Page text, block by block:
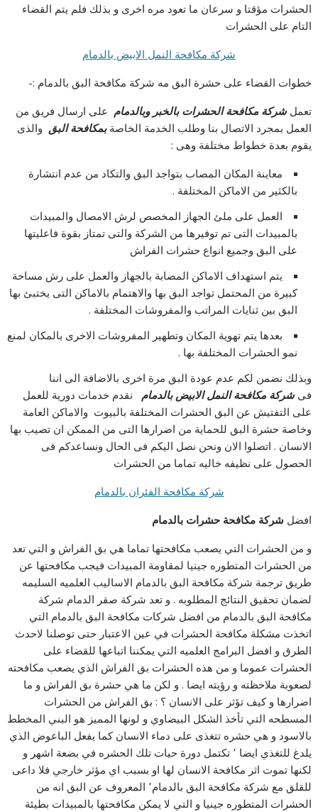
الحشرات مؤقتا و سرعان ما تعود مره اخرى و بذلك فلم يتم القضاء
التام على الحشرات
شركة مكافحة النمل الابيض بالدمام
خطوات القضاء على حشرة البق مه شركة مكافحة البق بالدمام :-
تعملشركة مكافحة الحشرات بالخبر وبالدمام على ارسال فريق من
العمل بمجرد الاتصال بنا وطلب الخدمة الخاصةبمكافحة البق والذى
يقوم بعدة خطواط مختلفة وهى :
معاينة المكان المصاب بتواجد البق والتكاد من عدم انتشارة
بالكثير من الاماكن المختلفة .
العمل على ملئ الجهاز المخصص لرش الامصال والمبيدات
بالمبيدات التى تم توفيرها من الشركة والتى تمتاز بقوة فاعليتها
على البق وجميع انواع حشرات الفراش
يتم استهداف الاماكن المصابة بالجهاز والعمل على رش مساحة
كبيرة من المحتمل تواجد البق بها والاهتمام بالاماكن التى يختبئ بها
البق بين ثنايات المراتب والمفروشات المختلفة .
بعدها يتم تهوية المكان وتطهير المفروشات الاخرى بالمكان لمنع
نمو الحشرات المختلفة بها .
وبذلك نضمن لكم عدم عودة البق مرة اخرى بالاضافة الى اننا
فىشركة مكافحة النمل الابيض بالدمام
نقدم خدمات دورية للعمل
على التفتيش عن البق الحشرات المختلفة بالبيوت والاماكن العامة
وخاصة حشرة البق للحماية من اضرارها التى من الممكن ان تصيب بها
الانسان . اتصلوا الان ونحن نصل اليكم فى الحال ونساعدكم فى
الحصول على نظيفه خاليه تماما من الحشرات
شركة مكافحة الفئران بالدمام
افضل شركة مكافحة حشرات بالدمام
و من الحشرات التي يصعب مكافحتها تماما هي بق الفراش و التي تعد
من الحشرات المتطوره جينيا لمقاومة المبيدات فيجب مكافحتها عن
طريق ترجمة شركة مكافحة البق بالدمام الاساليب العلميه السليمه
لضمان تحقيق النتائج المطلوبه . و تعد شركة صقر الدمام شركة
مكافحة البق بالدمام من افضل شركات مكافحة البق بالدمام التي
اتخذت مشكلة مكافحة الحشرات في عين الاعتبار حتى توصلنا لاحدث
الطرق و افضل البرامج العلميه التي يمكننا اتباعها للقضاء على
الحشرات عموما و من هذه الحشرات بق الفراش الذي يصعب مكافحته
لصعوبة ملاحظته و رؤيته ايضا . و لكن ما هي حشرة بق الفراش و ما
اضرارها و كيف تؤثر على الانسان ؟ : بق الفراش من الحشرات
المسطحه التي تأخذ الشكل البيضاوي و لونها المميز هو البني المخطط
بالاسود و هي حشره تتغذى على دماء الانسان كما يفعل الباعوض الذي
يلدغ للتغذي ايضا ٬ تكتمل دورة حيات تلك الحشره في بضعة اشهر و
لكنها تموت اثر مكافحة الانسان لها او بسبب اي مؤثر خارجي فلا داعى
للقلق مع شركة مكافحة البق بالدمام٬ المعروف عن البق انه من
الحشرات المتطوره جينيا و التي لا يمكن مكافحتها بالمبيدات بطيئة